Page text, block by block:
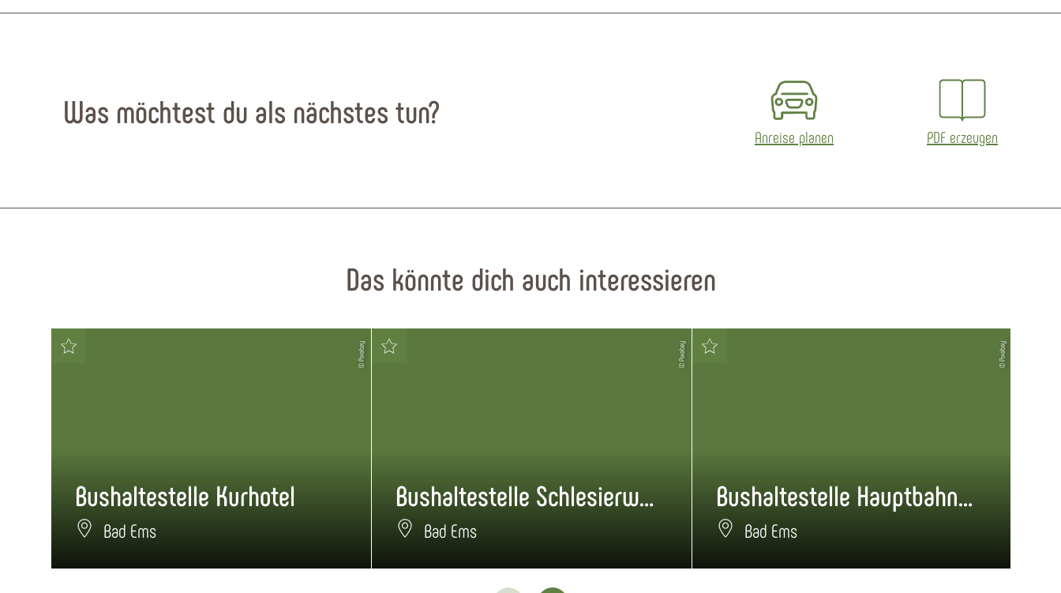
Was möchtest du als nächstes tun?
Anreise planen PDF erzeugen
Das könnte dich auch interessieren
© Pixabay
Bushaltestelle Kurhotel
Bad Ems
© Pixabay
Bushaltestelle Schlesierweg
Bad Ems
© Pixabay
Bushaltestelle Hauptbahnhof
Bad Ems